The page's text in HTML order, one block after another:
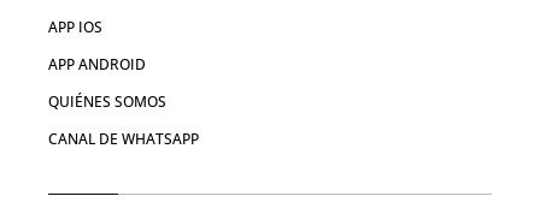
APP IOS
APP ANDROID
QUIÉNES SOMOS
CANAL DE WHATSAPP